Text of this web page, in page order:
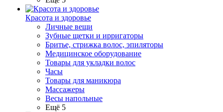
Красота и здоровье
Личные вещи
Зубные щетки и ирригаторы
Бритье, стрижка волос, эпиляторы
Медицинское оборудование
Товары для укладки волос
Часы
Товары для маникюра
Массажеры
Весы напольные
Ещё 5